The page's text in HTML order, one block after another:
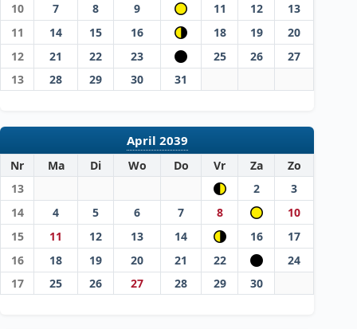
10
7 8 9 11 12
13
11
14 15 16 18 19
20
12
21 22 23 25 26
27
13
28 29 30 31
April 2039
Nr Ma Di Wo Do Vr Za
Zo
13
2
3
14
4 5 6 7 8
10
15
11 12 13 14 16
17
16
18 19 20 21 22
24
17
25 26 27 28 29 30